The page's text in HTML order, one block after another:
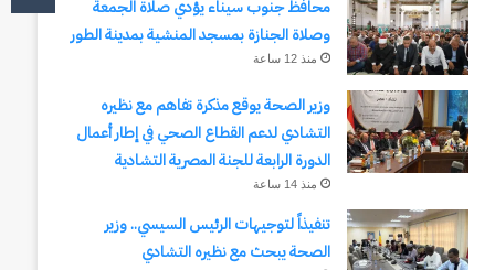
محافظ جنوب سيناء يؤدي صلاة الجمعة
وصلاة الجنازة بمسجد المنشية بمدينة الطور
منذ 12 ساعة
وزير الصحة يوقع مذكرة تفاهم مع نظيره
التشادي لدعم القطاع الصحي في إطار أعمال
الدورة الرابعة للجنة المصرية التشادية
منذ 14 ساعة
تنفيذاً لتوجيهات الرئيس السيسي.. وزير
الصحة يبحث مع نظيره التشادي